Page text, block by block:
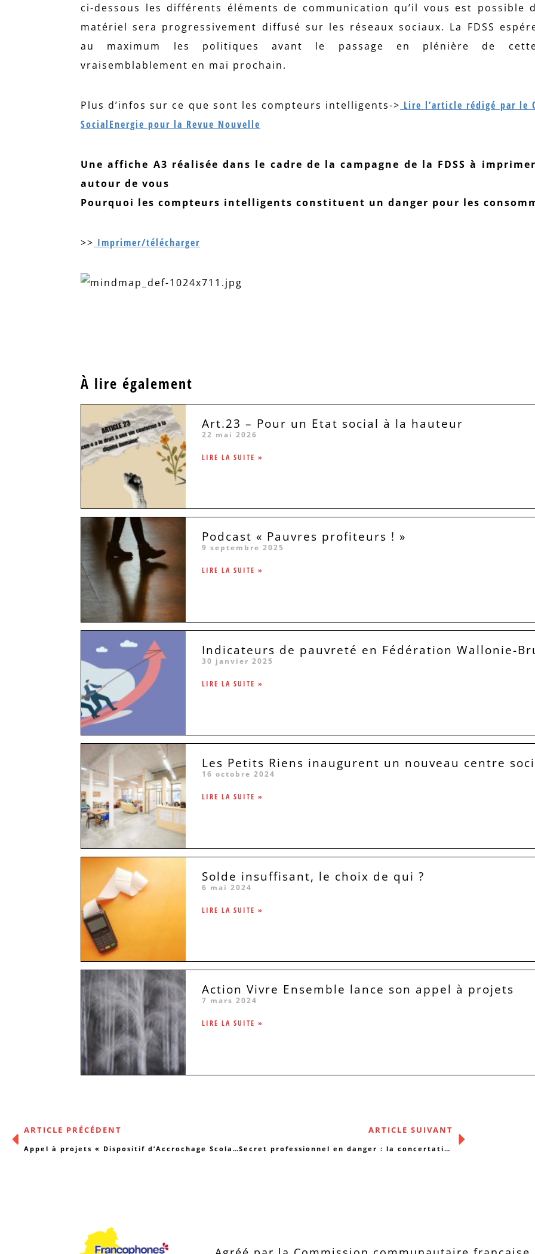
ci-dessous les différents éléments de communication qu’il vous est possible
matériel sera progressivement diffusé sur les réseaux sociaux. La FDSS
au maximum les politiques avant le passage en plénière de
vraisemblablement en mai prochain.
Plus d’infos sur ce que sont les compteurs intelligents-> Lire l’article rédigé par le
SocialEnergie pour la Revue Nouvelle
Une affiche A3 réalisée dans le cadre de la campagne de la FDSS à
autour de vous
Pourquoi les compteurs intelligents constituent un danger pour les
>> Imprimer/télécharger
À lire également
Art.23 – Pour un Etat social à la hauteur
22 mai 2026
LIRE LA SUITE »
Podcast « Pauvres profiteurs ! »
9 septembre 2025
LIRE LA SUITE »
Indicateurs de pauvreté en Fédération Wallonie-
30 janvier 2025
LIRE LA SUITE »
Les Petits Riens inaugurent un nouveau centre
16 octobre 2024
LIRE LA SUITE »
Solde insuffisant, le choix de qui ?
6 mai 2024
LIRE LA SUITE »
Action Vivre Ensemble lance son appel à projets
7 mars 2024
LIRE LA SUITE »
ARTICLE PRÉCÉDENT
Appel à projets « Dispositif d’Accrochage Scolaire » 2018-2021
ARTICLE SUIVANT
Secret professionnel en danger : la concertation de cas en question